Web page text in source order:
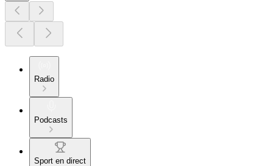
Radio
Podcasts
Sport en direct